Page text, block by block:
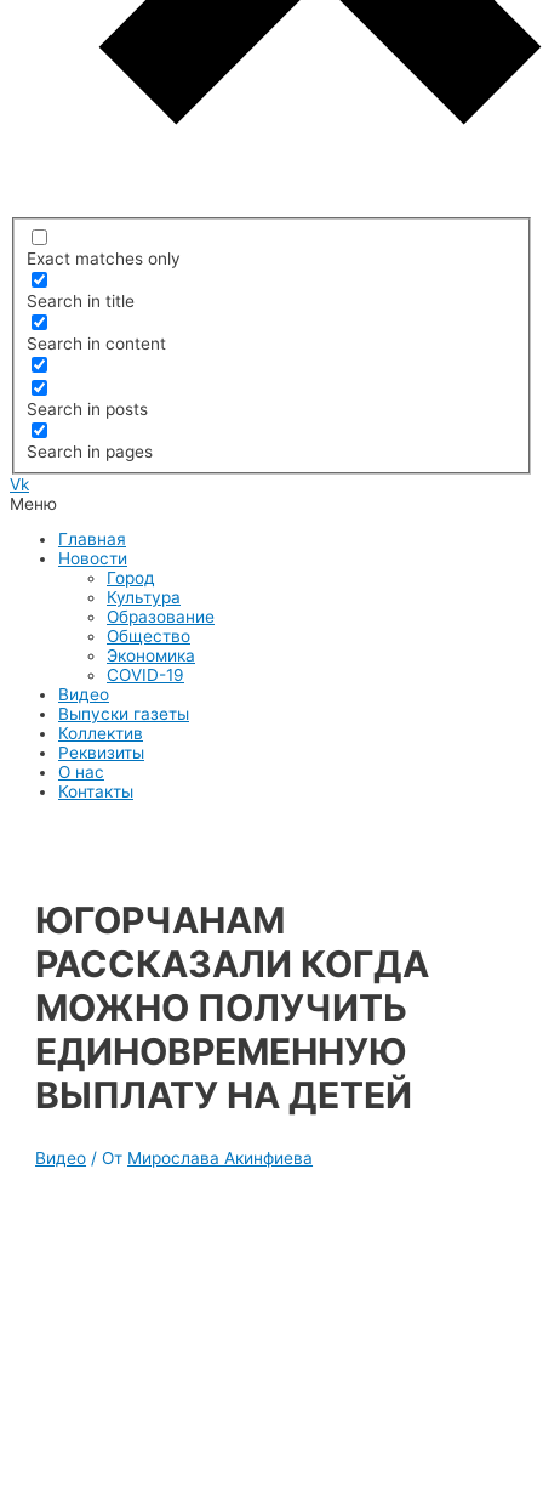
Exact matches only
Search in title
Search in content
Search in posts
Search in pages
Vk
Меню
Главная
Новости
Город
Культура
Образование
Общество
Экономика
COVID-19
Видео
Выпуски газеты
Коллектив
Реквизиты
О нас
Контакты
ЮГОРЧАНАМ
РАССКАЗАЛИ КОГДА
МОЖНО ПОЛУЧИТЬ
ЕДИНОВРЕМЕННУЮ
ВЫПЛАТУ НА ДЕТЕЙ
Видео / От Мирослава Акинфиева